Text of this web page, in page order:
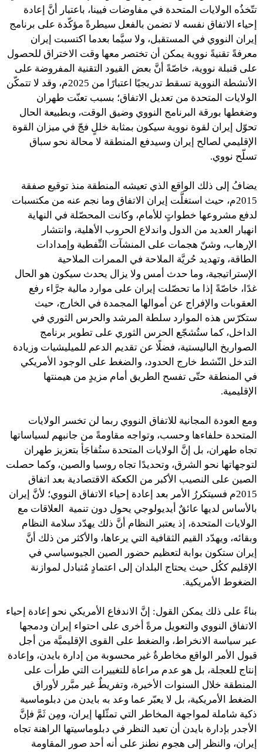
تتّخذُه الولايات المتحدة في مفاوضات فيينا، باعتبار أنَّ إعادة
إحياء الاتفاق نفسه لا تضمن بالفعل سيطرةً مؤكّدة على برنامج
إيران النووي في المستقبل، ولا سيَّما بعدما اكتسبت إيران
معرفةً تقنيةً نووية يمكن أن تختصر معها وقت الاختراق للحصول
على قنبلة نووية، خاصّةً أنَّ بعض القيود التقنية المفروضة على
الأنشطة النووية تسقط تدريجيًا اعتبارًا من 2025م، وقد لا تتمكّن
الولايات المتحدة من تعديل الاتفاق؛ بسبب تعنّت طهران
وضغطها بورقة البرنامج النووي وضيق الوقت، وبطبيعة الحال
تحوّل إيران لقوة نووية سيكون بمثابة خللٍ فجّ في ميزان القوة
الإقليمي لصالح إيران وسيدفع المنطقة لا محالة نحو سباق
تسلّح نووي.
يضافُ إلى ذلك الواقع الذي تعيشه المنطقة منذ توقيع صفقة
2015م، حيث استغلَّت إيران الاتفاق وما نجم عنه من مكتسبات
لدفع مشروعها خطواتٍ للأمام، وكانت المحصّلة في النهاية
انهيار العديد من الدول واندلاع الحروب الأهلية، وانتشار
الإرهاب، وشنّ هجمات على المنشآت النِّفطية وإمدادات
الطاقة، وتهديد حُريَّة الملاحة في الممرات الملاحية
الإستراتيجية، وما حدث أمس ولا يزال يحدث سيكون هو الحال
غدًا، خاصّةً إذا ما تحصّلت إيران على موارد مالية جرَّاء رفع
العقوبات والإفراج عن أموالها المجمدة في الخارج، حيث
ستكرّس هذه الموارد سلطة المرشد والحرس الثوري في
الداخل، كما ستُشجّع الحرس الثوري على تطوير برنامج
الصواريخ الباليستية، فضلًا عن تقديم الدعم للميليشيات وزيادة
التدخل النّشط خارج الحدود، والضغط على الوجود الأمريكي
في المنطقة حتّى تفسح الطريق أمام مزيدٍ من هيمنتها
الإقليمية.
ومع العودة المجانية للاتفاق النووي ربما لن تخسر الولايات
المتحدة حلفاءها وحسب، وتواجه مقاومةً من جانبهم لسياساتها
تجاه طهران، بل إنَّ الولايات المتحدة ستُفاجَأ بتعزيز طهران
لتوجهاتها نحو الشرق، وتحديدًا تجاه روسيا والصين، وكما حصلت
الصين على النصيب الأكبر من الكعكة الاقتصادية بعد اتفاق
2015م فسيتكررُ الأمر بعد إعادة إحياء الاتفاق النووي؛ لأنَّ إيران
بالأساس لديها عائقٌ أيديولوجي يحول دون تنمية العلاقات مع
الولايات المتحدة، إذ يعتبر النظام أنَّ ذلك يهدّد سلامة النظام
وبقائه، ويهدّد القيم الثقافية التي يرعاها، والأكثر من ذلك أنَّ
إيران ستكون بوابة لتعظيم حضور الصين الجيوسياسي في
الإقليم ككُل حيث يحتاج البلدان إلى اعتمادٍ مُتبادل لموازنة
الضغوط الأمريكية.
بناءً على ذلك يمكن القول: إنَّ الاندفاع الأمريكي نحو إعادة إحياء
الاتفاق النووي والتعويل مرةً أخرى على احتواء إيران ودمجها
عبر سياسة الانخراط، والضغط على القوى الإقليميَّة من أجل
قبول الأمر الواقع مخاطرةٌ غير محسوبة من إدارة بايدن، وإعادة
إنتاج للعجلة، بل هو عدم مراعاة للتغييرات التي طرأت على
المنطقة خلال السنوات الأخيرة، وتفريطٌ غير مبَّرر لأوراق
الضغط الأمريكية، بل لا يعبّر عما وعد به بايدن من دبلوماسية
ذكية شاملة لمواجهة المخاطر التي تمثّلها إيران، ومِن ثَمَّ فإنَّ
الأجدر بإدارة بايدن أن تعيد النظر في دبلوماسيتها الراهنة تجاه
إيران، والنظر إلى هجوم نطنز على أنه أحد صور المقاومة